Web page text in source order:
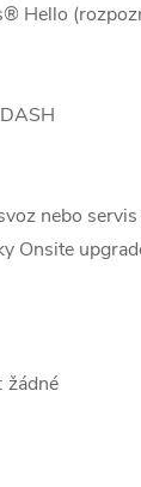
Hello
nebo
Onsite
žádné